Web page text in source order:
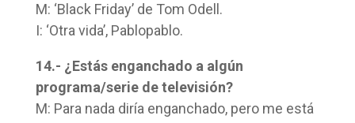
M: ‘Black Friday’ de Tom Odell.
I: ‘Otra vida’, Pablopablo.
14.- ¿Estás enganchado a algún
programa/serie de televisión?
M: Para nada diría enganchado, pero me está